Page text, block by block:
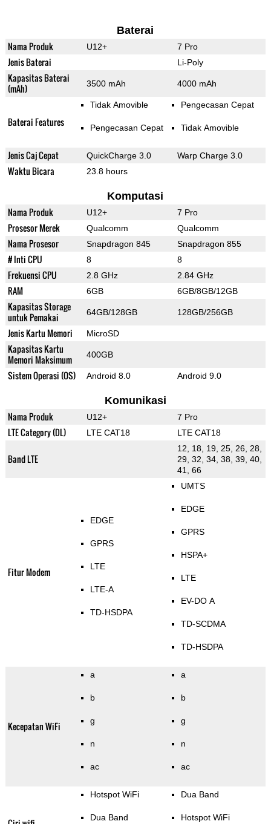
Baterai
Nama Produk U12+ 7 Pro
Jenis Baterai Li-Poly
Kapasitas Baterai
(mAh)
3500 mAh 4000 mAh
Baterai Features
Tidak Amovible
Pengecasan Cepat
Pengecasan Cepat
Tidak Amovible
Jenis Caj Cepat QuickCharge 3.0 Warp Charge 3.0
Waktu Bicara 23.8 hours
Komputasi
Nama Produk U12+ 7 Pro
Prosesor Merek Qualcomm Qualcomm
Nama Prosesor Snapdragon 845 Snapdragon 855
# Inti CPU 8 8
Frekuensi CPU 2.8 GHz 2.84 GHz
RAM 6GB 6GB/8GB/12GB
Kapasitas Storage
untuk Pemakai
64GB/128GB 128GB/256GB
Jenis Kartu Memori MicroSD
Kapasitas Kartu
Memori Maksimum
400GB
Sistem Operasi (OS) Android 8.0 Android 9.0
Komunikasi
Nama Produk U12+ 7 Pro
LTE Category (DL) LTE CAT18 LTE CAT18
Band LTE
12, 18, 19, 25, 26, 28,
29, 32, 34, 38, 39, 40,
41, 66
Fitur Modem
EDGE
GPRS
LTE
LTE-A
TD-HSDPA
UMTS
EDGE
GPRS
HSPA+
LTE
EV-DO A
TD-SCDMA
TD-HSDPA
Kecepatan WiFi
a
b
g
n
ac
a
b
g
n
ac
Hotspot WiFi
Dua Band
Dua Band
Hotspot WiFi